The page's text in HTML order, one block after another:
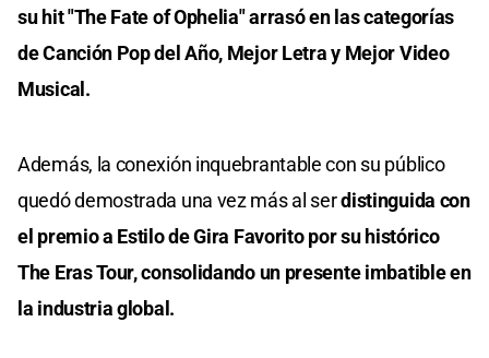
su hit "The Fate of Ophelia" arrasó en las categorías
de Canción Pop del Año, Mejor Letra y Mejor Video
Musical.
Además, la conexión inquebrantable con su público
quedó demostrada una vez más al serdistinguida con
el premio a Estilo de Gira Favorito por su histórico
The Eras Tour, consolidando un presente imbatible en
la industria global.